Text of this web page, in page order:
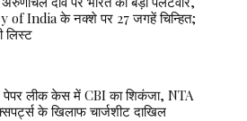
of India के नक्शे पर 27 जगहें चिन्हित;
लिस्ट
लीक केस में CBI का शिकंजा, NTA
के खिलाफ चार्जशीट दाखिल